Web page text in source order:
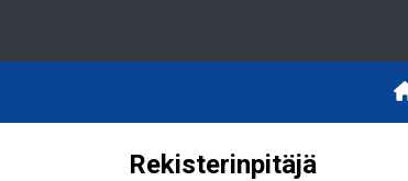
Rekisterinpitäjä